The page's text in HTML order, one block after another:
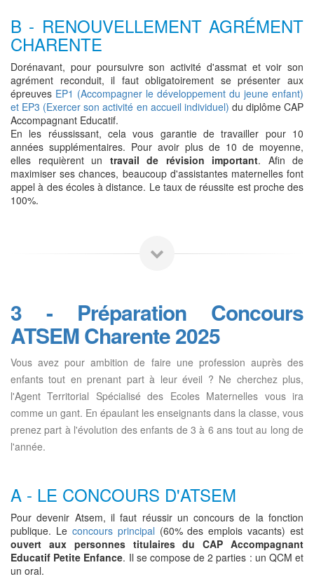
B - RENOUVELLEMENT AGRÉMENT
CHARENTE
Dorénavant, pour poursuivre son activité d'assmat et voir son
agrément reconduit, il faut obligatoirement se présenter aux
épreuves EP1 (Accompagner le développement du jeune enfant)
et EP3 (Exercer son activité en accueil individuel) du diplôme CAP
Accompagnant Educatif.
En les réussissant, cela vous garantie de travailler pour 10
années supplémentaires. Pour avoir plus de 10 de moyenne,
elles requièrent un travail de révision important. Afin de
maximiser ses chances, beaucoup d'assistantes maternelles font
appel à des écoles à distance. Le taux de réussite est proche des
100%.
3 - Préparation Concours
ATSEM Charente 2025
Vous avez pour ambition de faire une profession auprès des
enfants tout en prenant part à leur éveil ? Ne cherchez plus,
l'Agent Territorial Spécialisé des Ecoles Maternelles vous ira
comme un gant. En épaulant les enseignants dans la classe, vous
prenez part à l'évolution des enfants de 3 à 6 ans tout au long de
l'année.
A - LE CONCOURS D'ATSEM
Pour devenir Atsem, il faut réussir un concours de la fonction
publique. Le concours principal (60% des emplois vacants) est
ouvert aux personnes titulaires du CAP Accompagnant
Educatif Petite Enfance. Il se compose de 2 parties : un QCM et
un oral.